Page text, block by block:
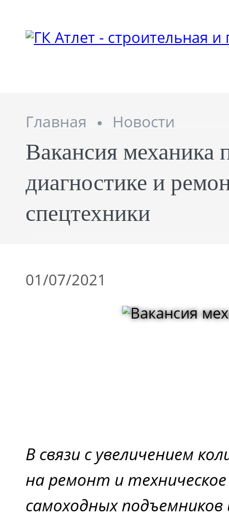
Главная Новости
Вакансия механика
диагностике и
спецтехники
01/07/2021
В связи с увеличением
на ремонт и
самоходных подъемников